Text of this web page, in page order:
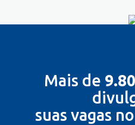
Mais de
suas vagas